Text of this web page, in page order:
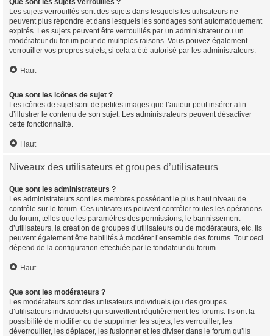
Que sont les sujets verrouillés ?
Les sujets verrouillés sont des sujets dans lesquels les utilisateurs ne
peuvent plus répondre et dans lesquels les sondages sont automatiquement
expirés. Les sujets peuvent être verrouillés par un administrateur ou un
modérateur du forum pour de multiples raisons. Vous pouvez également
verrouiller vos propres sujets, si cela a été autorisé par les administrateurs.
Haut
Que sont les icônes de sujet ?
Les icônes de sujet sont de petites images que l’auteur peut insérer afin
d’illustrer le contenu de son sujet. Les administrateurs peuvent désactiver
cette fonctionnalité.
Haut
Niveaux des utilisateurs et groupes d’utilisateurs
Que sont les administrateurs ?
Les administrateurs sont les membres possédant le plus haut niveau de
contrôle sur le forum. Ces utilisateurs peuvent contrôler toutes les opérations
du forum, telles que les paramètres des permissions, le bannissement
d’utilisateurs, la création de groupes d’utilisateurs ou de modérateurs, etc. Ils
peuvent également être habilités à modérer l’ensemble des forums. Tout ceci
dépend de la configuration effectuée par le fondateur du forum.
Haut
Que sont les modérateurs ?
Les modérateurs sont des utilisateurs individuels (ou des groupes
d’utilisateurs individuels) qui surveillent régulièrement les forums. Ils ont la
possibilité de modifier ou de supprimer les sujets, les verrouiller, les
déverrouiller, les déplacer, les fusionner et les diviser dans le forum qu’ils